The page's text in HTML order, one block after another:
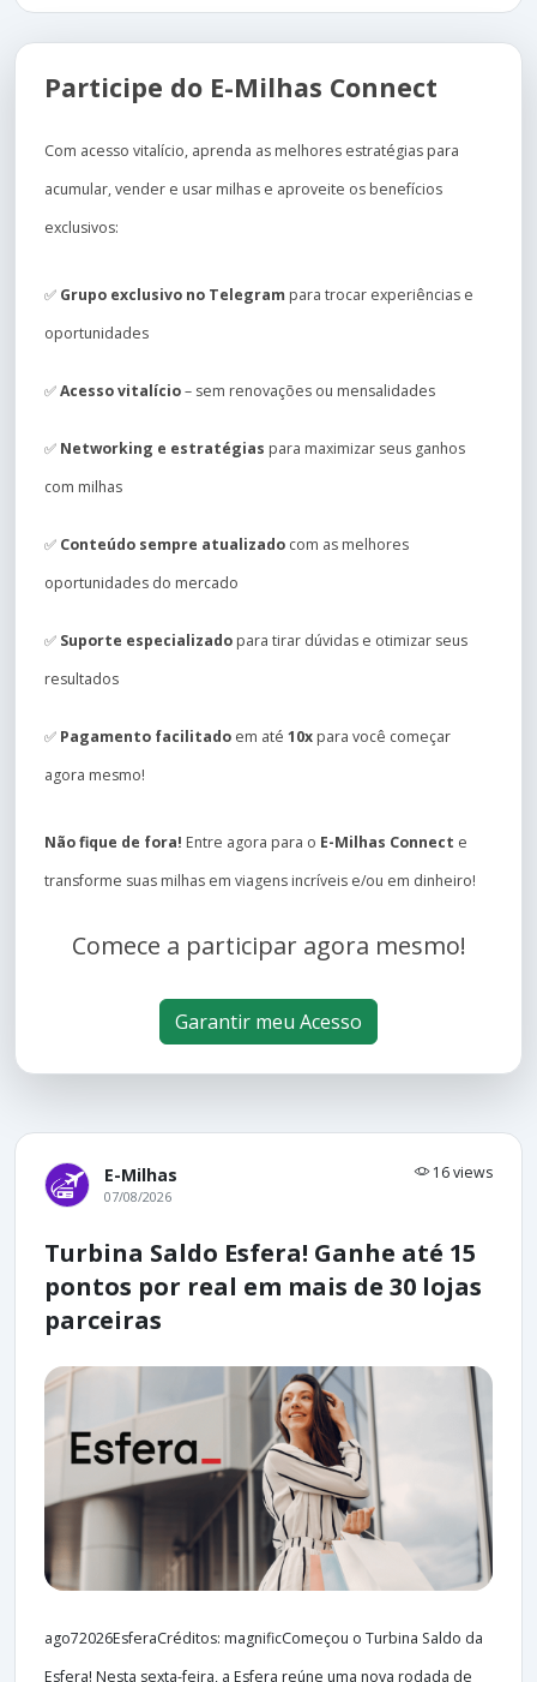
Participe do E-Milhas Connect
Com acesso vitalício, aprenda as melhores estratégias para
acumular, vender e usar milhas e aproveite os benefícios
exclusivos:
✅ Grupo exclusivo no Telegram para trocar experiências e
oportunidades
✅Acesso vitalício– sem renovações ou mensalidades
✅ Networking e estratégias para maximizar seus ganhos
com milhas
✅ Conteúdo sempre atualizado com as melhores
oportunidades do mercado
✅ Suporte especializado para tirar dúvidas e otimizar seus
resultados
✅ Pagamento facilitado em até 10x para você começar
agora mesmo!
Não fique de fora! Entre agora para o E-Milhas Connect e
transforme suas milhas em viagens incríveis e/ou em dinheiro!
Comece a participar agora mesmo!
Garantir meu Acesso
E-Milhas 16 views
07/08/2026
Turbina Saldo Esfera! Ganhe até 15
pontos por real em mais de 30 lojas
parceiras
ago72026EsferaCréditos: magnificComeçou o Turbina Saldo da
Esfera! Nesta sexta-feira, a Esfera reúne uma nova rodada de